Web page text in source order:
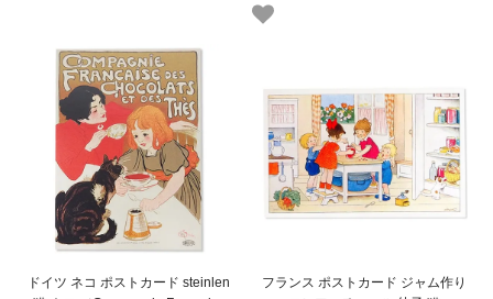
ドイツ ネコ ポストカード steinlen
フランス ポストカード ジャム作り